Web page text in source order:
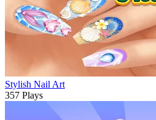
Stylish Nail Art
357 Plays